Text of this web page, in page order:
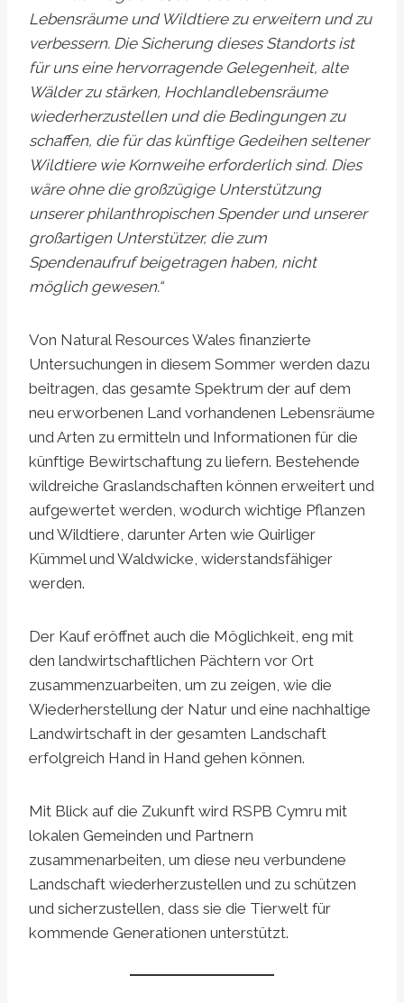
Lebensräume und Wildtiere zu erweitern und zu
verbessern. Die Sicherung dieses Standorts ist
für uns eine hervorragende Gelegenheit, alte
Wälder zu stärken, Hochlandlebensräume
wiederherzustellen und die Bedingungen zu
schaffen, die für das künftige Gedeihen seltener
Wildtiere wie Kornweihe erforderlich sind. Dies
wäre ohne die großzügige Unterstützung
unserer philanthropischen Spender und unserer
großartigen Unterstützer, die zum
Spendenaufruf beigetragen haben, nicht
möglich gewesen.“
Von Natural Resources Wales finanzierte
Untersuchungen in diesem Sommer werden dazu
beitragen, das gesamte Spektrum der auf dem
neu erworbenen Land vorhandenen Lebensräume
und Arten zu ermitteln und Informationen für die
künftige Bewirtschaftung zu liefern. Bestehende
wildreiche Graslandschaften können erweitert und
aufgewertet werden, wodurch wichtige Pflanzen
und Wildtiere, darunter Arten wie Quirliger
Kümmel und Waldwicke, widerstandsfähiger
werden.
Der Kauf eröffnet auch die Möglichkeit, eng mit
den landwirtschaftlichen Pächtern vor Ort
zusammenzuarbeiten, um zu zeigen, wie die
Wiederherstellung der Natur und eine nachhaltige
Landwirtschaft in der gesamten Landschaft
erfolgreich Hand in Hand gehen können.
Mit Blick auf die Zukunft wird RSPB Cymru mit
lokalen Gemeinden und Partnern
zusammenarbeiten, um diese neu verbundene
Landschaft wiederherzustellen und zu schützen
und sicherzustellen, dass sie die Tierwelt für
kommende Generationen unterstützt.